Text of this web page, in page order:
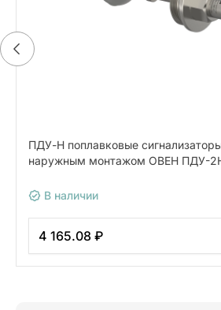
ПДУ-Н поплавковые
наружным монтажом ОВЕН ПДУ-
В наличии
4 165.08 ₽